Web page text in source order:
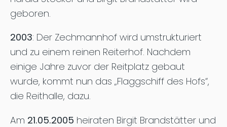
geboren.
2003: Der Zechmannhof wird umstrukturiert
und zu einem reinen Reiterhof. Nachdem
einige Jahre zuvor der Reitplatz gebaut
wurde, kommt nun das „Flaggschiff des Hofs“,
die Reithalle, dazu.
Am 21.05.2005 heiraten Birgit Brandstätter und